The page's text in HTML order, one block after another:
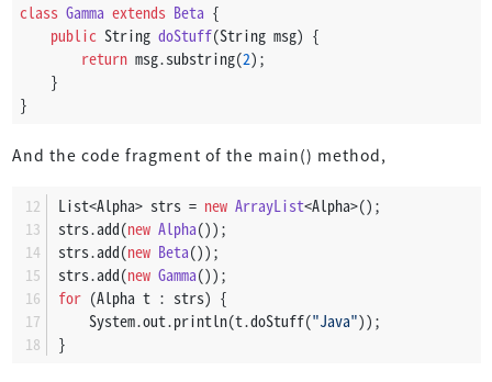
class Gamma extends Beta {
public String doStuff(String msg) {
return msg.substring(2);
    }
}
And the code fragment of the main() method,
List<Alpha> strs = new ArrayList<Alpha>();
strs.add(new Alpha());
strs.add(new Beta());
strs.add(new Gamma());
for (Alpha t : strs) {
    System.out.println(t.doStuff(
"Java"));
}